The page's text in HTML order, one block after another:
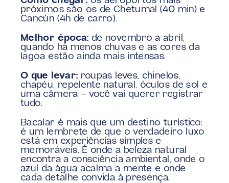
próximos são os de Chetumal (40 min) e
Cancún (4h de carro).
Melhor época: de novembro a abril,
quando há menos chuvas e as cores da
lagoa estão ainda mais intensas.
O que levar: roupas leves, chinelos,
chapéu, repelente natural, óculos de sol e
uma câmera — você vai querer registrar
tudo.
Bacalar é mais que um destino turístico:
é um lembrete de que o verdadeiro luxo
está em experiências simples e
memoráveis. É onde a beleza natural
encontra a consciência ambiental, onde o
azul da água acalma a mente e onde
cada detalhe convida à presença.